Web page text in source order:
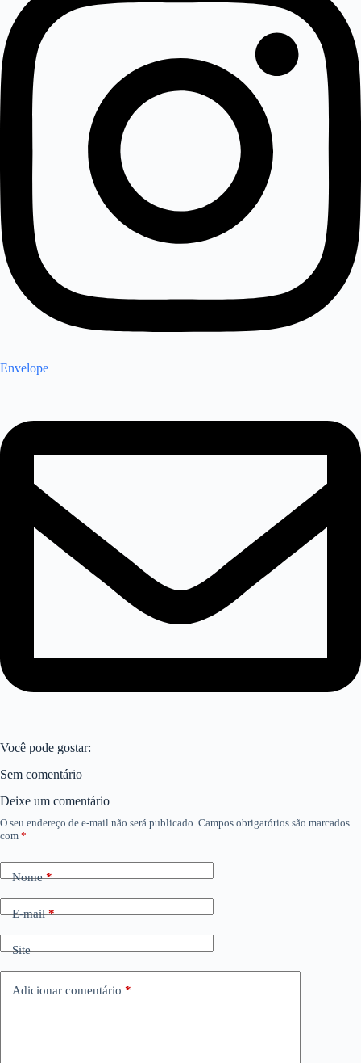
Envelope
Você pode gostar:
Sem comentário
Deixe um comentário
O seu endereço de e-mail não será publicado. Campos obrigatórios são marcados
com *
Nome*
E-mail*
Site
Adicionar comentário *